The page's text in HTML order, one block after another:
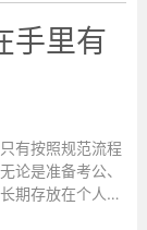
手里有
有按照规范流程
论是准备考公、
期存放在个人手